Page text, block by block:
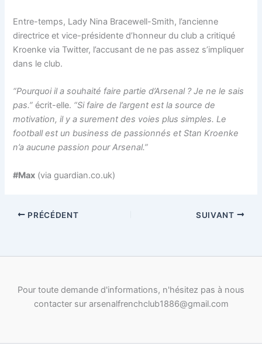
Entre-temps, Lady Nina Bracewell-Smith, l’ancienne
directrice et vice-présidente d’honneur du club a critiqué
Kroenke via Twitter, l’accusant de ne pas assez s’impliquer
dans le club.
“Pourquoi il a souhaité faire partie d’Arsenal ? Je ne le sais
pas.” écrit-elle. “Si faire de l’argent est la source de
motivation, il y a surement des voies plus simples. Le
football est un business de passionnés et Stan Kroenke
n’a aucune passion pour Arsenal.”
#Max (via guardian.co.uk)
PRÉCÉDENT SUIVANT
Pour toute demande d'informations, n'hésitez pas à nous
contacter sur arsenalfrenchclub1886@gmail.com